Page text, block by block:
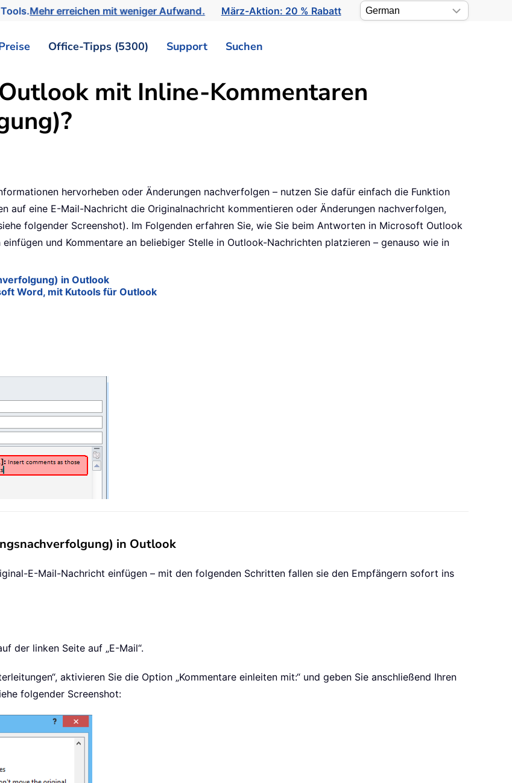
Mehr erreichen mit weniger Aufwand. März-Aktion: 20 % Rabatt
Office-Tipps (5300) Support Suchen
mit Inline-Kommentaren
hervorheben oder Änderungen nachverfolgen – nutzen Sie dafür einfach die Funktion
auf eine E-Mail-Nachricht die Originalnachricht kommentieren oder Änderungen nachverfolgen,
folgender Screenshot). Im Folgenden erfahren Sie, wie Sie beim Antworten in Microsoft Outlook
und Kommentare an beliebiger Stelle in Outlook-Nachrichten platzieren – genauso wie in
in Outlook
Word, mit Kutools für Outlook
in Outlook
E-Mail-Nachricht einfügen – mit den folgenden Schritten fallen sie den Empfängern sofort ins
der linken Seite auf „E-Mail“.
aktivieren Sie die Option „Kommentare einleiten mit:“ und geben Sie anschließend Ihren
folgender Screenshot: